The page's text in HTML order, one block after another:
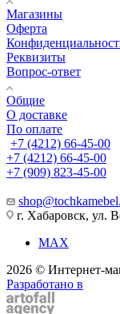
Магазины
Оферта
Реквизиты
Вопрос-ответ
Общие
О доставке
По оплате
+7 (4212) 66-45-00
+7 (4212) 66-45-00
+7 (909) 823-45-00
г. Хабаровск, ул.
MAX
2026 © Интернет-
Разработано в